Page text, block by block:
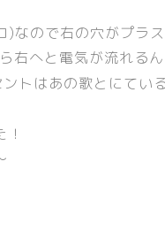
)なので右の穴がプラ
右へと電気が流れる
トはあの歌とにてい